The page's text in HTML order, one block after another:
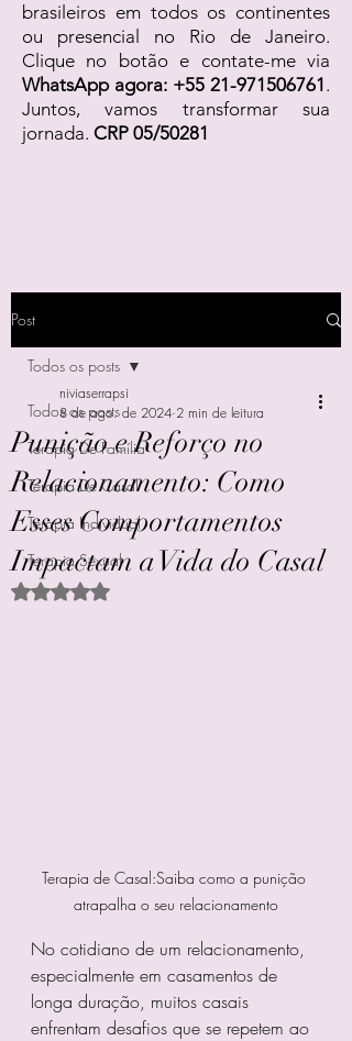
brasileiros em todos os continentes
ou presencial no Rio de Janeiro.
Clique no botão e contate-me via
WhatsApp agora: +55 21-971506761 .
Juntos, vamos transformar sua
jornada. CRP 05/50281
Post
Todos os posts
Terapia De Família
Terapia De Casal
Terapia Individual
Terapia Sexual
Todos os posts
Punição e Reforço no
Relacionamento: Como
Esses Comportamentos
Impactam a Vida do Casal
niviaserrapsi
8 de ago. de 2024 2 min de leitura
Avaliado com NaN de 5 estrelas.
Terapia de Casal:Saiba como a punição
atrapalha o seu relacionamento
No cotidiano de um relacionamento,
especialmente em casamentos de
longa duração, muitos casais
enfrentam desafios que se repetem ao